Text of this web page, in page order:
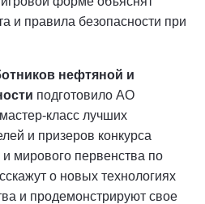
и правила безопасности при
нефтяной и
подготовило АО
класс лучших
и призеров конкурса
мирового первенства по
о новых технологиях
и продемонстрируют свое